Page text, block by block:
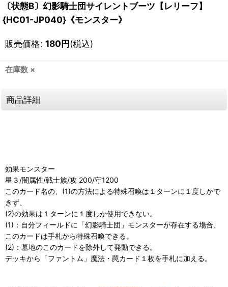
〔状態B〕幻影騎士団サイレントブーツ【レリーフ】
{HC01-JP040}《モンスター》
販売価格: 180円(税込)
在庫数 ×
商品詳細
効果モンスター
星３/闇属性/戦士族/攻 200/守1200
このカード名の、(1)の方法による特殊召喚は１ターンに１度しかで
きず、
(2)の効果は１ターンに１度しか使用できない。
(1)：自分フィールドに「幻影騎士団」モンスターが存在する場合、
このカードは手札から特殊召喚できる。
(2)：墓地のこのカードを除外して発動できる。
デッキから「ファントム」魔法・罠カード１枚を手札に加える。